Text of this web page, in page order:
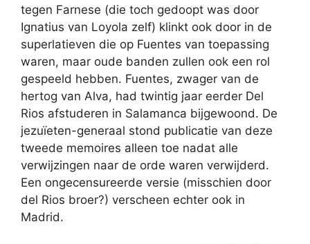
tegen Farnese (die toch gedoopt was door
Ignatius van Loyola zelf) klinkt ook door in de
superlatieven die op Fuentes van toepassing
waren, maar oude banden zullen ook een rol
gespeeld hebben. Fuentes, zwager van de
hertog van Alva, had twintig jaar eerder Del
Rios afstuderen in Salamanca bijgewoond. De
jezuïeten-generaal stond publicatie van deze
tweede memoires alleen toe nadat alle
verwijzingen naar de orde waren verwijderd.
Een ongecensureerde versie (misschien door
del Rios broer?) verscheen echter ook in
Madrid.